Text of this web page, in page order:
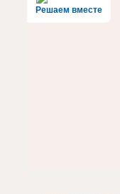
Решаем вместе